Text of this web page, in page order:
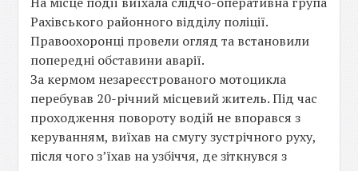
Рахівського районного відділу поліції.
Правоохоронці провели огляд та встановили
попередні обставини аварії.
За кермом незареєстрованого мотоцикла
перебував 20-річний місцевий житель. Під час
проходження повороту водій не впорався з
керуванням, виїхав на смугу зустрічного руху,
після чого з’їхав на узбіччя, де зіткнувся з